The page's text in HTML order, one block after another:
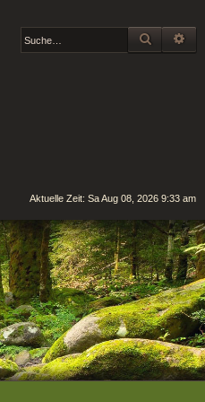
SUCHE
Aktuelle Zeit: Sa Aug 08, 2026 9:33 am